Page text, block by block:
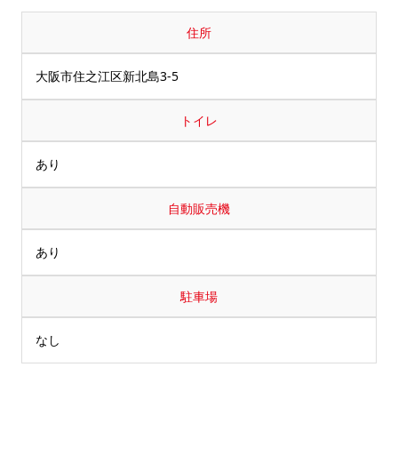
住所
大阪市住之江区新北島3-5
トイレ
あり
自動販売機
あり
駐車場
なし